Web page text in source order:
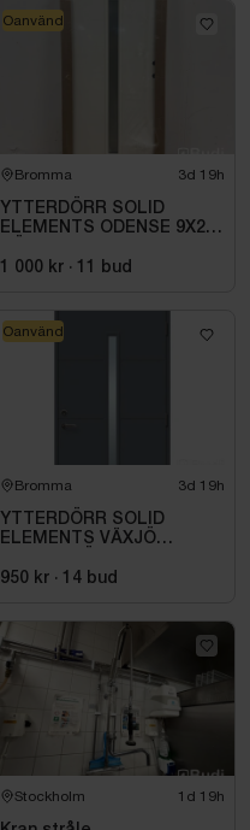
Bromma 3d 19h
YTTERDÖRR SOLID
ELEMENTS ODENSE 9X21
1 000 kr · 11 bud
Oanvänd
Bromma 3d 19h
YTTERDÖRR SOLID
ELEMENTS VÄXJÖ
950 kr · 14 bud
Oanvänd
Stockholm 1d 19h